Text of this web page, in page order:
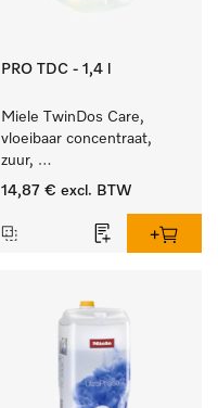
PRO TDC - 1,4 l
Miele TwinDos Care,
vloeibaar concentraat,
zuur,
1,4 l Reinigingsmiddel
doseersysteem.
14,87 € excl. BTW